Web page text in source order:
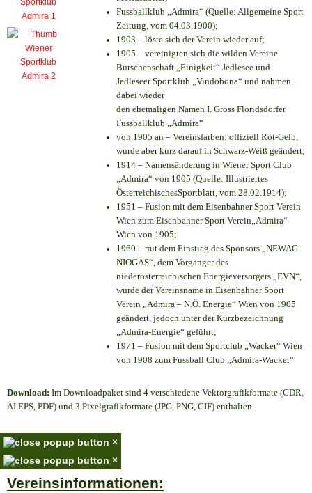
Fussballklub „Admira“ (Quelle: Allgemeine Sport
Zeitung, vom 04.03.1900);
1903 – löste sich der Verein wieder auf;
1905 – vereinigten sich die wilden Vereine
Burschenschaft „Einigkeit“ Jedlesee und
Jedleseer Sportklub „Vindobona“ und nahmen
dabei wieder
den ehemaligen Namen I. Gross Floridsdorfer
Fussballklub „Admira“
von 1905 an – Vereinsfarben: offiziell Rot-Gelb,
wurde aber kurz darauf in Schwarz-Weiß geändert;
1914 – Namensänderung in Wiener Sport Club
„Admira“ von 1905 (Quelle: Illustriertes
ÖsterreichischesSportblatt, vom 28.02.1914);
1951 – Fusion mit dem Eisenbahner Sport Verein
Wien zum Eisenbahner Sport Verein„Admira“
Wien von 1905;
1960 – mit dem Einstieg des Sponsors „NEWAG-
NIOGAS“, dem Vorgänger des
niederösterreichischen Energieversorgers „EVN“,
wurde der Vereinsname in Eisenbahner Sport
Verein „Admira – N.Ö. Energie“ Wien von 1905
geändert, jedoch unter der Kurzbezeichnung
„Admira-Energie“ geführt;
1971 – Fusion mit dem Sportclub „Wacker“ Wien
von 1908 zum Fussball Club „Admira-Wacker“
Download: Im Downloadpaket sind 4 verschiedene Vektorgrafikformate (CDR,
AI EPS, PDF) und 3 Pixelgrafikformate (JPG, PNG, GIF) enthalten.
×
×
Vereinsinformationen: